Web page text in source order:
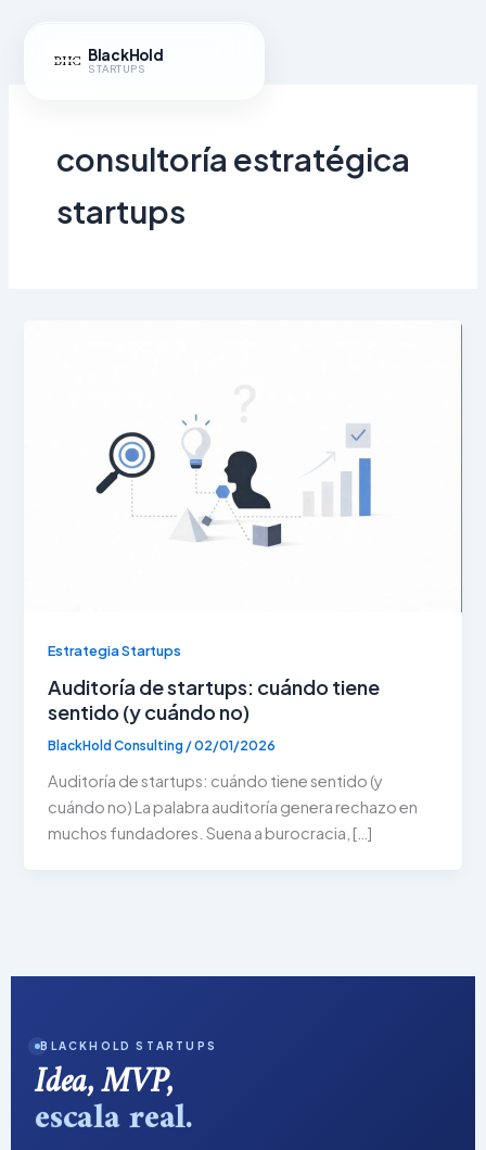
contenido BlackHold
STARTUPS
consultoría estratégica
startups
Estrategia Startups
Auditoría de startups: cuándo tiene
sentido (y cuándo no)
BlackHold Consulting /02/01/2026
Auditoría de startups: cuándo tiene sentido (y
cuándo no) La palabra auditoría genera rechazo en
muchos fundadores. Suena a burocracia, […]
BLACKHOLD STARTUPS
Idea, MVP,
escala real.